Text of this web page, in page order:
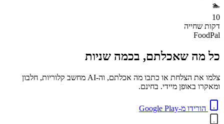
🏊
10
דקות שחייה
FoodPal
כל מה שאכלתם, בכמה שניות
צלמו את הצלחת או כתבו מה אכלתם, וה-AI מחשב קלוריות, חלבון
ומאקרו באופן מיידי. בחינם.
הורידו מ-Google Play